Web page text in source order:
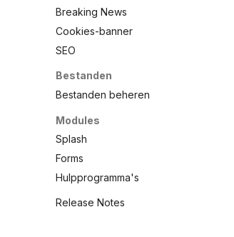
Breaking News
Cookies-banner
SEO
Bestanden
Bestanden beheren
Modules
Splash
Forms
Hulpprogramma's
Release Notes